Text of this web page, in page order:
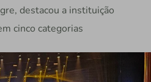
destacou a instituição
cinco categorias